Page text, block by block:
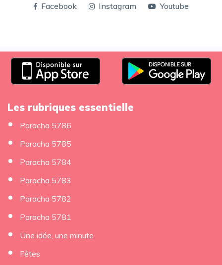
Facebook Instagram Youtube
Les rubriques essentielle
Paracha 5786
Paracha 5785
Paracha 5784
Paracha 5783
Paracha 5782
Paracha 5781
Une idée, une minute
Fêtes